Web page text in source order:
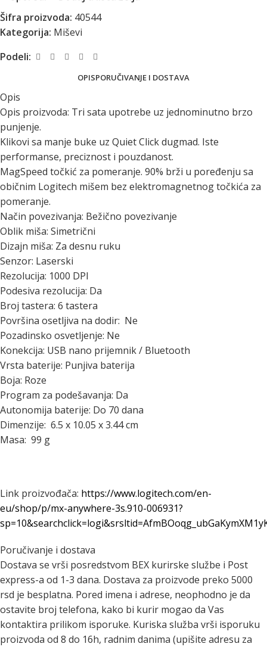
Šifra proizvoda: 40544
Kategorija: Miševi
Podeli:
OPISPORUČIVANJE I DOSTAVA
Opis
Opis proizvoda: Tri sata upotrebe uz jednominutno brzo
punjenje.
Klikovi sa manje buke uz Quiet Click dugmad. Iste
performanse, preciznost i pouzdanost.
MagSpeed točkić za pomeranje. 90% brži u poređenju sa
običnim Logitech mišem bez elektromagnetnog točkića za
pomeranje.
Način povezivanja: Bežično povezivanje
Oblik miša: Simetrični
Dizajn miša: Za desnu ruku
Senzor: Laserski
Rezolucija: 1000 DPI
Podesiva rezolucija: Da
Broj tastera: 6 tastera
Površina osetljiva na dodir: Ne
Pozadinsko osvetljenje: Ne
Konekcija: USB nano prijemnik / Bluetooth
Vrsta baterije: Punjiva baterija
Boja: Roze
Program za podešavanja: Da
Autonomija baterije: Do 70 dana
Dimenzije: 6.5 x 10.05 x 3.44 cm
Masa: 99 g
Link proizvođača: https://www.logitech.com/en-
eu/shop/p/mx-anywhere-3s.910-006931?
Poručivanje i dostava
Dostava se vrši posredstvom BEX kurirske službe i Post
express-a od 1-3 dana. Dostava za proizvode preko 5000
rsd je besplatna. Pored imena i adrese, neophodno je da
ostavite broj telefona, kako bi kurir mogao da Vas
kontaktira prilikom isporuke. Kuriska služba vrši isporuku
proizvoda od 8 do 16h, radnim danima (upišite adresu za